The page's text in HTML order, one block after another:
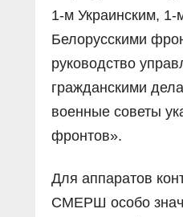
1-м Украинским, 1-
Белорусскими
руководство
гражданскими
военные советы
фронтов».
Для аппаратов
СМЕРШ особо